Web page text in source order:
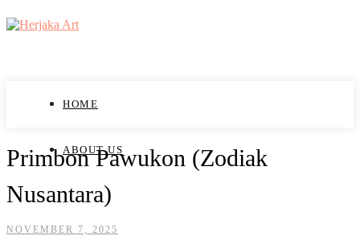
HOME
ABOUT US
Primbon Pawukon (Zodiak
Nusantara)
NOVEMBER 7, 2025